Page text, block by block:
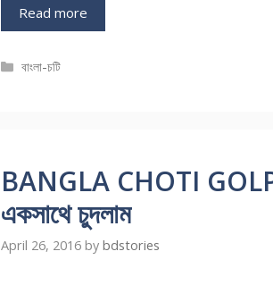
Read more
Categories
বাংলা-চটি
BANGLA CHOTI
একসাথে চুদলাম
April 26, 2016 by bdstories